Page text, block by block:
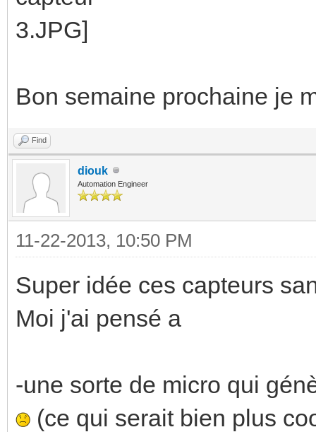
Bon semaine prochaine je
Find
diouk
Automation Engineer
11-22-2013, 10:50 PM
Super idée ces capteurs
Moi j'ai pensé a
-une sorte de micro qui
(ce qui serait bien plus